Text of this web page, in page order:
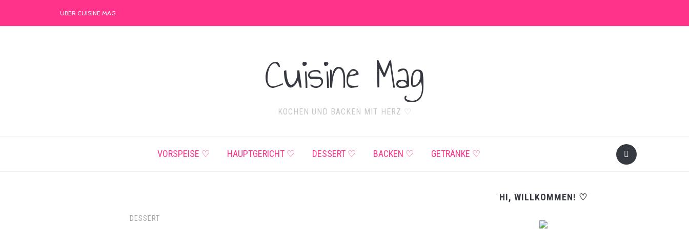
ÜBER CUISINE MAG
Cuisine Mag
KOCHEN UND BACKEN MIT HERZ ♡
VORSPEISE ♡ HAUPTGERICHT ♡ DESSERT ♡ BACKEN ♡ GETRÄNKE ♡
DESSERT
HI, WILLKOMMEN! ♡